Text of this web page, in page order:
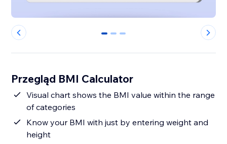
0 1 2
Przegląd BMI Calculator
Visual chart shows the BMI value within the range
of categories
Know your BMI with just by entering weight and
height